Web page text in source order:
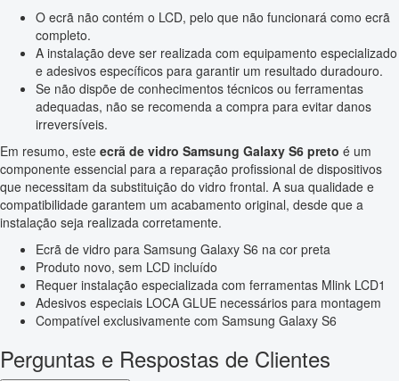
O ecrã não contém o LCD, pelo que não funcionará como ecrã
completo.
A instalação deve ser realizada com equipamento especializado
e adesivos específicos para garantir um resultado duradouro.
Se não dispõe de conhecimentos técnicos ou ferramentas
adequadas, não se recomenda a compra para evitar danos
irreversíveis.
Em resumo, este ecrã de vidro Samsung Galaxy S6 preto é um
componente essencial para a reparação profissional de dispositivos
que necessitam da substituição do vidro frontal. A sua qualidade e
compatibilidade garantem um acabamento original, desde que a
instalação seja realizada corretamente.
Ecrã de vidro para Samsung Galaxy S6 na cor preta
Produto novo, sem LCD incluído
Requer instalação especializada com ferramentas Mlink LCD1
Adesivos especiais LOCA GLUE necessários para montagem
Compatível exclusivamente com Samsung Galaxy S6
Perguntas e Respostas de Clientes